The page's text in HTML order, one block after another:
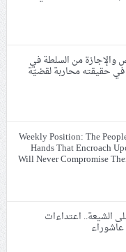
والإجازة من السلطة في
في حقيقته محاربة لقضيّة
Weekly Position: The
Hands That Encroach
Will Never Compromise
الشيعة.. اعتداءات